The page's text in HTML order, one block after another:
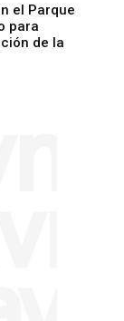
el Parque
para
de la